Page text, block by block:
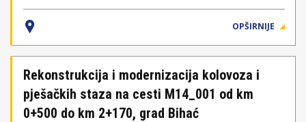
OPŠIRNIJE
Rekonstrukcija i modernizacija kolovoza i
pješačkih staza na cesti M14_001 od km
0+500 do km 2+170, grad Bihać